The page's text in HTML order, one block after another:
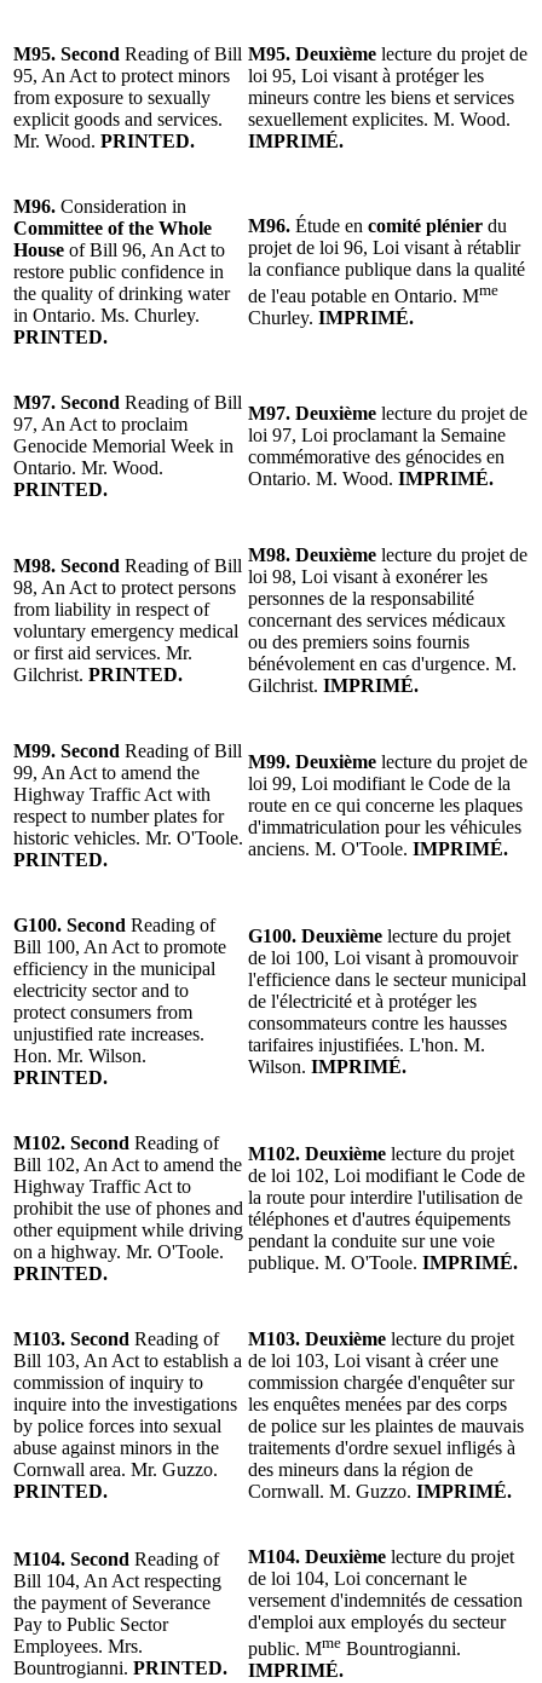
M95. Second Reading of Bill
95, An Act to protect minors
from exposure to sexually
explicit goods and services.
Mr. Wood. PRINTED.
M95. Deuxième lecture du projet de
loi 95, Loi visant à protéger les
mineurs contre les biens et services
sexuellement explicites. M. Wood.
IMPRIMÉ.
M96. Consideration in
Committee of the Whole
House of Bill 96, An Act to
restore public confidence in
the quality of drinking water
in Ontario. Ms. Churley.
PRINTED.
M96. Étude en comité plénier du
projet de loi 96, Loi visant à rétablir
la confiance publique dans la qualité
de l'eau potable en Ontario. Mme
Churley. IMPRIMÉ.
M97. Second Reading of Bill
97, An Act to proclaim
Genocide Memorial Week in
Ontario. Mr. Wood.
PRINTED.
M97. Deuxième lecture du projet de
loi 97, Loi proclamant la Semaine
commémorative des génocides en
Ontario. M. Wood. IMPRIMÉ.
M98. Second Reading of Bill
98, An Act to protect persons
from liability in respect of
voluntary emergency medical
or first aid services. Mr.
Gilchrist. PRINTED.
M98. Deuxième lecture du projet de
loi 98, Loi visant à exonérer les
personnes de la responsabilité
concernant des services médicaux
ou des premiers soins fournis
bénévolement en cas d'urgence. M.
Gilchrist. IMPRIMÉ.
M99. Second Reading of Bill
99, An Act to amend the
Highway Traffic Act with
respect to number plates for
historic vehicles. Mr. O'Toole.
PRINTED.
M99. Deuxième lecture du projet de
loi 99, Loi modifiant le Code de la
route en ce qui concerne les plaques
d'immatriculation pour les véhicules
anciens. M. O'Toole. IMPRIMÉ.
G100. Second Reading of
Bill 100, An Act to promote
efficiency in the municipal
electricity sector and to
protect consumers from
unjustified rate increases.
Hon. Mr. Wilson.
PRINTED.
G100. Deuxième lecture du projet
de loi 100, Loi visant à promouvoir
l'efficience dans le secteur municipal
de l'électricité et à protéger les
consommateurs contre les hausses
tarifaires injustifiées. L'hon. M.
Wilson. IMPRIMÉ.
M102. Second Reading of
Bill 102, An Act to amend the
Highway Traffic Act to
prohibit the use of phones and
other equipment while driving
on a highway. Mr. O'Toole.
PRINTED.
M102. Deuxième lecture du projet
de loi 102, Loi modifiant le Code de
la route pour interdire l'utilisation de
téléphones et d'autres équipements
pendant la conduite sur une voie
publique. M. O'Toole. IMPRIMÉ.
M103. Second Reading of
Bill 103, An Act to establish a
commission of inquiry to
inquire into the investigations
by police forces into sexual
abuse against minors in the
Cornwall area. Mr. Guzzo.
PRINTED.
M103. Deuxième lecture du projet
de loi 103, Loi visant à créer une
commission chargée d'enquêter sur
les enquêtes menées par des corps
de police sur les plaintes de mauvais
traitements d'ordre sexuel infligés à
des mineurs dans la région de
Cornwall. M. Guzzo. IMPRIMÉ.
M104. Second Reading of
Bill 104, An Act respecting
the payment of Severance
Pay to Public Sector
Employees. Mrs.
Bountrogianni. PRINTED.
M104. Deuxième lecture du projet
de loi 104, Loi concernant le
versement d'indemnités de cessation
d'emploi aux employés du secteur
public. Mme Bountrogianni.
IMPRIMÉ.